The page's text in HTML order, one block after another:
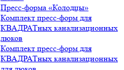
Пресс-форма «Колодцы»
Комплект пресс-форм для
КВАДРАТных канализационных
люков
Комплект пресс-форм для
КВАДРАТных канализационных